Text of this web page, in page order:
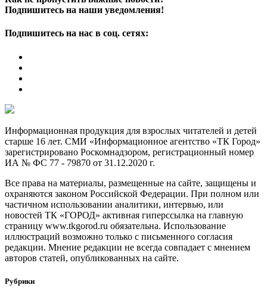
Подпишитесь на наши уведомления!
Подпишитесь на нас в соц. сетях:
Информационная продукция для взрослых читателей и детей
старше 16 лет. СМИ «Информационное агентство «ТК Город»
зарегистрировано Роскомнадзором, регистрационный номер
ИА № ФС 77 - 79870 от 31.12.2020 г.
Все права на материалы, размещенные на сайте, защищены и
охраняются законом Российской Федерации. При полном или
частичном использовании аналитики, интервью, или
новостей ТК «ГОРОД» активная гиперссылка на главную
страницу www.tkgorod.ru обязательна. Использование
иллюстраций возможно только с письменного согласия
редакции. Мнение редакции не всегда совпадает с мнением
авторов статей, опубликованных на сайте.
Рубрики